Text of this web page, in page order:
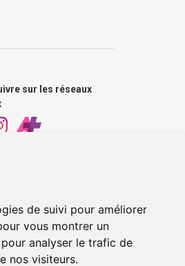
de suivi pour améliorer
vous montrer un
analyser le trafic de
nos visiteurs.
sur les réseaux